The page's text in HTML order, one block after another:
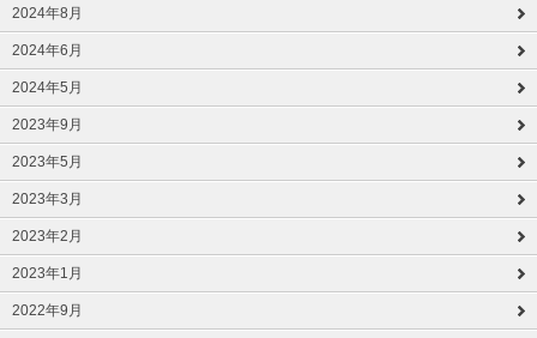
2024年8月
2024年6月
2024年5月
2023年9月
2023年5月
2023年3月
2023年2月
2023年1月
2022年9月